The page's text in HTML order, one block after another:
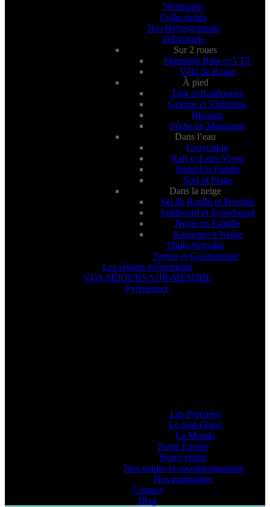
Séminaires
Collectivités
Nos Hébergements
Individuels
Sur 2 roues
Mountain Bike et VTT
Vélo de Route
À pied
Trek et Randonnée
Grimpe et Alpinisme
Bivouac
Pêche en Montagne
Dans l’eau
Canyoning
Raft et Eaux-Vives
Stand Up Paddle
Surf et Plage
Dans la neige
Ski de Rando et Freeride
Splitboard et Snowboard
Neige en Famille
Raquettes à Neige
Multi-Activités
Terroir et Gastronomie
Les séjours événements
VOS SÉJOURS SUR-MESURE
Pyrénéance
Les Pyrénées
Le Sud-Ouest
Le Monde
Notre Équipe
Notre vision
Nos guides et accompagnateurs
Nos partenaires
Contact
Blog
PYRENEANCE | Week-end XL - Multi-Activités - Vallées d'Ossau